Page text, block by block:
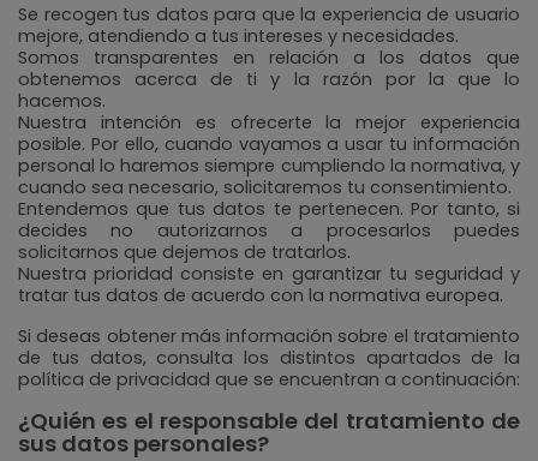
Se recogen tus datos para que la experiencia de usuario
mejore, atendiendo a tus intereses y necesidades.
Somos transparentes en relación a los datos que
obtenemos acerca de ti y la razón por la que lo
hacemos.
Nuestra intención es ofrecerte la mejor experiencia
posible. Por ello, cuando vayamos a usar tu información
personal lo haremos siempre cumpliendo la normativa, y
cuando sea necesario, solicitaremos tu consentimiento.
Entendemos que tus datos te pertenecen. Por tanto, si
decides no autorizarnos a procesarlos puedes
solicitarnos que dejemos de tratarlos.
Nuestra prioridad consiste en garantizar tu seguridad y
tratar tus datos de acuerdo con la normativa europea.
Si deseas obtener más información sobre el tratamiento
de tus datos, consulta los distintos apartados de la
política de privacidad que se encuentran a continuación:
¿Quién es el responsable del tratamiento de
sus datos personales?